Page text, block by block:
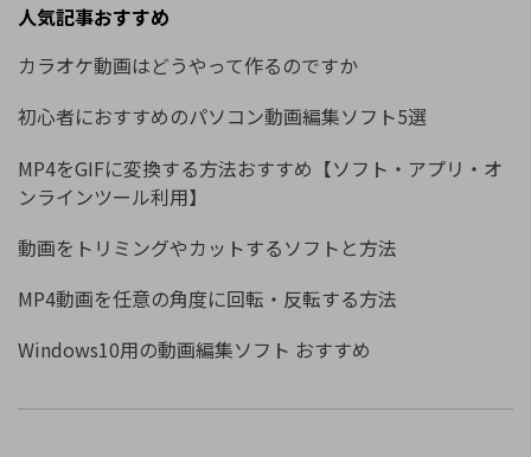
人気記事おすすめ
カラオケ動画はどうやって作るのですか
初心者におすすめのパソコン動画編集ソフト5選
MP4をGIFに変換する方法おすすめ【ソフト・アプリ・オ
ンラインツール利用】
動画をトリミングやカットするソフトと方法
MP4動画を任意の角度に回転・反転する方法
Windows10用の動画編集ソフト おすすめ